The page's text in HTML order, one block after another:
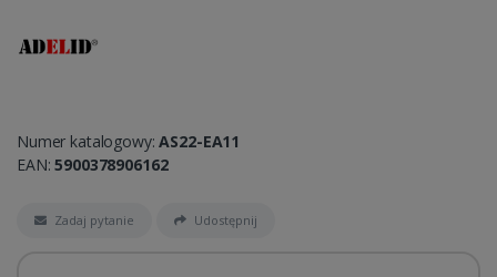
Numer katalogowy:AS22-EA11
EAN:5900378906162
Zadaj pytanie Udostępnij